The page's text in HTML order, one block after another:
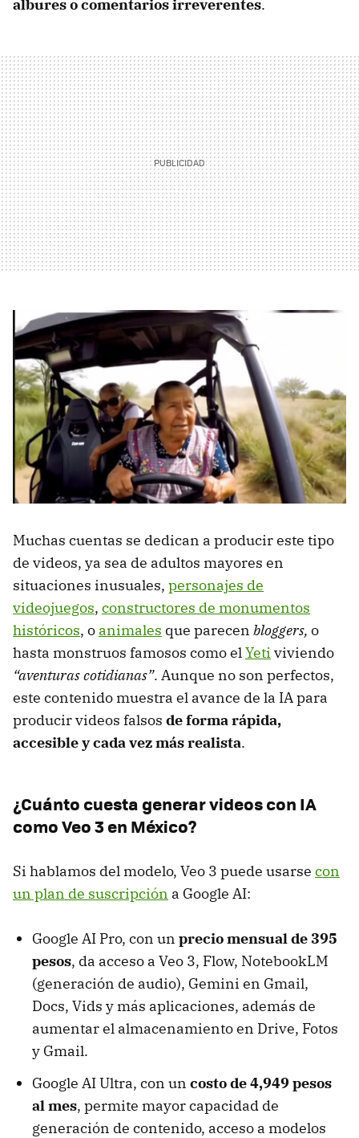
albures o comentarios irreverentes.
Muchas cuentas se dedican a producir este tipo
de videos, ya sea de adultos mayores en
situaciones inusuales, personajes de
videojuegos, constructores de monumentos
históricos, o animales que parecen bloggers, o
hasta monstruos famosos como elYeti viviendo
“aventuras cotidianas”. Aunque no son perfectos,
este contenido muestra el avance de la IA para
producir videos falsos de forma rápida,
accesible y cada vez más realista.
¿Cuánto cuesta generar videos con IA
como Veo 3 en México?
Si hablamos del modelo, Veo 3 puede usarse con
un plan de suscripción a Google AI:
Google AI Pro, con un precio mensual de 395
pesos, da acceso a Veo 3, Flow, NotebookLM
(generación de audio), Gemini en Gmail,
Docs, Vids y más aplicaciones, además de
aumentar el almacenamiento en Drive, Fotos
y Gmail.
Google AI Ultra, con un costo de 4,949 pesos
al mes, permite mayor capacidad de
generación de contenido, acceso a modelos